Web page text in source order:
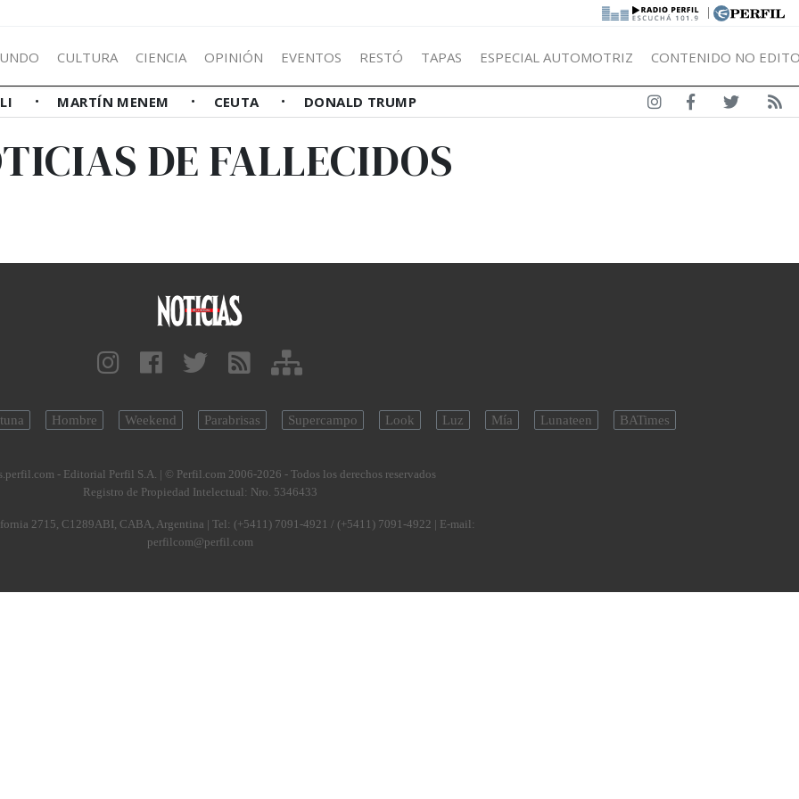
|
CULTURA CIENCIA OPINIÓN EVENTOS RESTÓ TAPAS ESPECIAL AUTOMOTRIZ CONTENIDO NO
MARTÍN MENEM CEUTA DONALD TRUMP
DE FALLECIDOS
Hombre Weekend Parabrisas Supercampo Look Luz Mía Lunateen BATimes
- Editorial Perfil S.A. | © Perfil.com 2006-2026 - Todos los derechos reservados
Registro de Propiedad Intelectual: Nro. 5346433
2715, C1289ABI, CABA, Argentina | Tel: (+5411) 7091-4921 / (+5411) 7091-4922 | E-mail:
perfilcom@perfil.com